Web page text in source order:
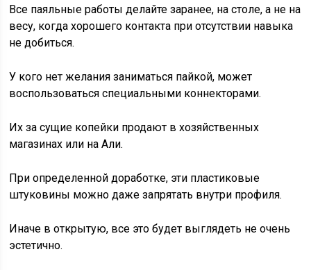
Все паяльные работы делайте заранее, на столе, а не на
весу, когда хорошего контакта при отсутствии навыка
не добиться.
У кого нет желания заниматься пайкой, может
воспользоваться специальными коннекторами.
Их за сущие копейки продают в хозяйственных
магазинах или на Али.
При определенной доработке, эти пластиковые
штуковины можно даже запрятать внутри профиля.
Иначе в открытую, все это будет выглядеть не очень
эстетично.